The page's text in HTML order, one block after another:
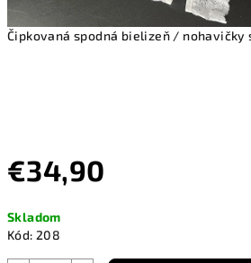
Čipkovaná spodná bielizeň / nohavičky
€34,90
cena:
Skladom
Kód: 208